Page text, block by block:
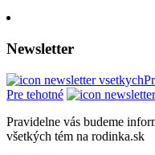
Newsletter
Pre tehotné
Pravidelne vás budeme
všetkých tém na rodinka.sk